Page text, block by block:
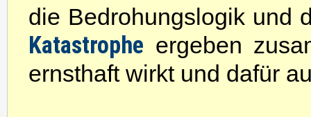
die Bedrohungslogik und
Katastrophe ergeben
ernsthaft wirkt und dafür